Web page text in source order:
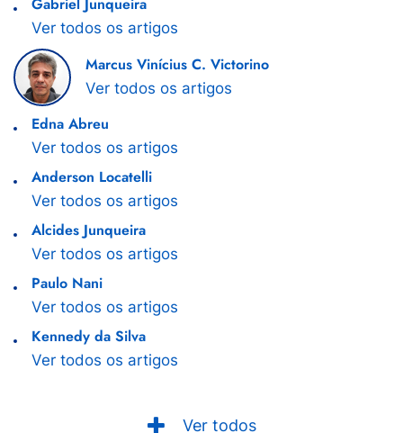
Gabriel Junqueira
Ver todos os artigos
Marcus Vinícius C. Victorino
Ver todos os artigos
Edna Abreu
Ver todos os artigos
Anderson Locatelli
Ver todos os artigos
Alcides Junqueira
Ver todos os artigos
Paulo Nani
Ver todos os artigos
Kennedy da Silva
Ver todos os artigos
Ver todos